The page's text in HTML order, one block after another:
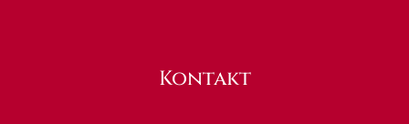
Kontakt